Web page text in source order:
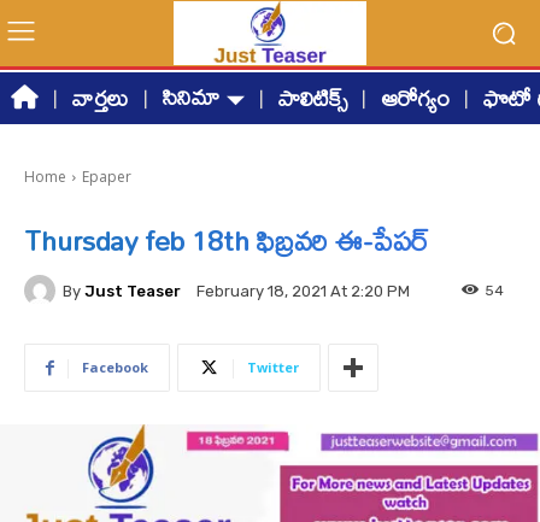
వార్తలు సినిమా పాలిటిక్స్ ఆరోగ్యం ఫొటో
Home Epaper
Thursday feb 18th ఫిబ్రవరి ఈ-పేపర్
By Just Teaser February 18, 2021 At 2:20 PM 54
Facebook Twitter